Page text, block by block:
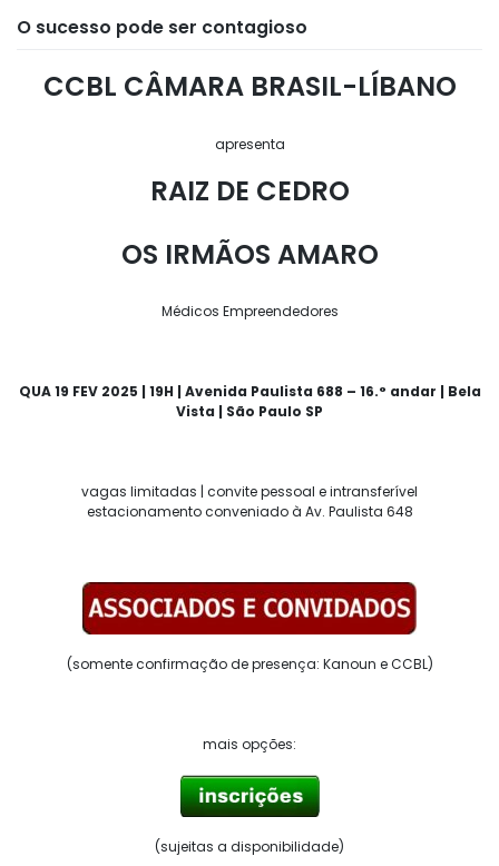
O sucesso pode ser contagioso
CCBL CÂMARA BRASIL-LÍBANO
apresenta
RAIZ DE CEDRO
OS IRMÃOS AMARO
Médicos Empreendedores
QUA 19 FEV 2025 | 19H | Avenida Paulista 688 – 16.° andar | Bela
Vista | São Paulo SP
vagas limitadas | convite pessoal e intransferível
estacionamento conveniado à Av. Paulista 648
(somente confirmação de presença: Kanoun e CCBL)
mais opções:
(sujeitas a disponibilidade)